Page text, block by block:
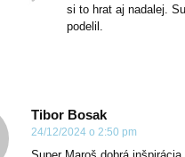
si to hrat aj nadalej.
podelil.
Tibor Bosak
24/12/2024 o 2:50 pm